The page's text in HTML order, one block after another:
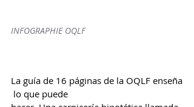
INFOGRAPHIE OQLF
La guía de 16 páginas de la OQLF enseña
lo que puede